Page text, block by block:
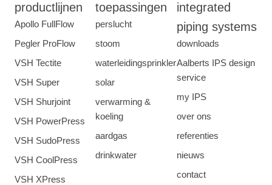
productlijnen
Apollo FullFlow
Pegler ProFlow
VSH Tectite
VSH Super
VSH Shurjoint
VSH PowerPress
VSH SudoPress
VSH CoolPress
VSH XPress
toepassingen
perslucht
stoom
waterleidingsprinkler
solar
verwarming &
koeling
aardgas
drinkwater
integrated
piping systems
downloads
Aalberts IPS design
service
my IPS
over ons
referenties
nieuws
contact